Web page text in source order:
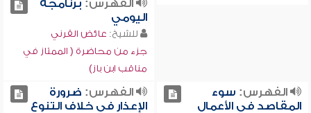
الفهرس: برنامجه
اليومي
للشيخ: عائض القرني
جزء من محاضرة ( الممتاز في
مناقب ابن باز)
الفهرس: سوء
المقاصد في الأعمال
الفهرس: ضرورة
الإعذار في خلاف التنوع